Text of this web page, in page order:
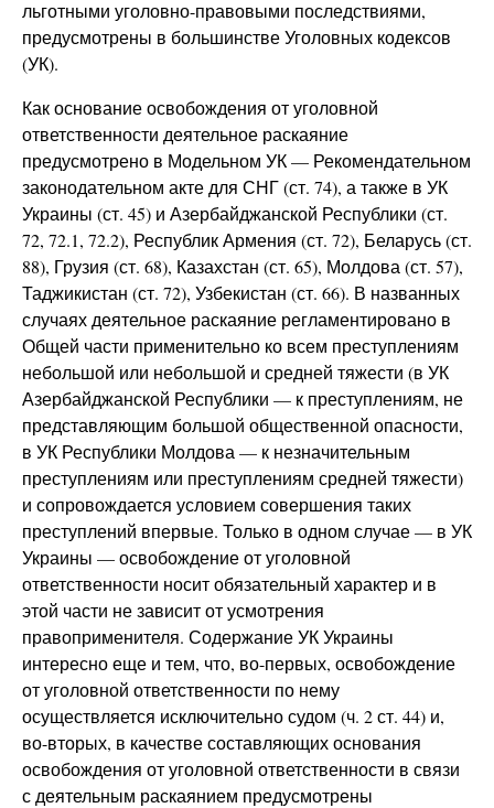
льготными уголовно-правовыми последствиями,
предусмотрены в большинстве Уголовных кодексов
(УК).
Как основание освобождения от уголовной
ответственности деятельное раскаяние
предусмотрено в Модельном УК — Рекомендательном
законодательном акте для СНГ (ст. 74), а также в УК
Украины (ст. 45) и Азербайджанской Республики (ст.
72, 72.1, 72.2), Республик Армения (ст. 72), Беларусь (ст.
88), Грузия (ст. 68), Казахстан (ст. 65), Молдова (ст. 57),
Таджикистан (ст. 72), Узбекистан (ст. 66). В названных
случаях деятельное раскаяние регламентировано в
Общей части применительно ко всем преступлениям
небольшой или небольшой и средней тяжести (в УК
Азербайджанской Республики — к преступлениям, не
представляющим большой общественной опасности,
в УК Республики Молдова — к незначительным
преступлениям или преступлениям средней тяжести)
и сопровождается условием совершения таких
преступлений впервые. Только в одном случае — в УК
Украины — освобождение от уголовной
ответственности носит обязательный характер и в
этой части не зависит от усмотрения
правоприменителя. Содержание УК Украины
интересно еще и тем, что, во-первых, освобождение
от уголовной ответственности по нему
осуществляется исключительно судом (ч. 2 ст. 44) и,
во-вторых, в качестве составляющих основания
освобождения от уголовной ответственности в связи
с деятельным раскаянием предусмотрены